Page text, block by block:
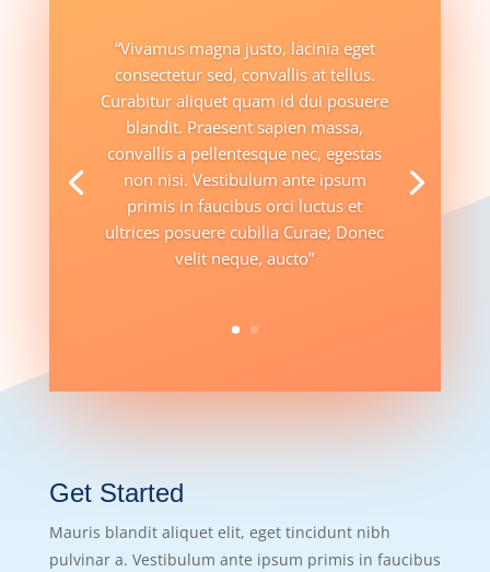
“Vivamus magna justo, lacinia eget
consectetur sed, convallis at tellus.
Curabitur aliquet quam id dui posuere
blandit. Praesent sapien massa,
convallis a pellentesque nec, egestas
non nisi. Vestibulum ante ipsum
primis in faucibus orci luctus et
ultrices posuere cubilia Curae; Donec
velit neque, aucto”
Get Started
Mauris blandit aliquet elit, eget tincidunt nibh
pulvinar a. Vestibulum ante ipsum primis in faucibus